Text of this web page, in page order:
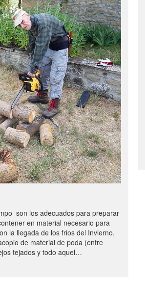
son los adecuados para preparar
en material necesario para
la llegada de los frios del Invierno.
de material de poda (entre
tejados y todo aquel…